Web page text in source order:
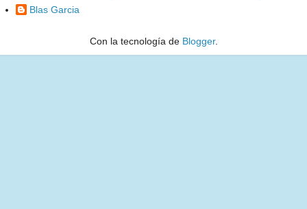
Blas Garcia
Con la tecnología de Blogger.